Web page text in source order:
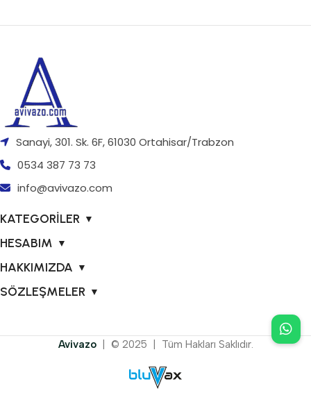
Sanayi, 301. Sk. 6F, 61030 Ortahisar/Trabzon
0534 387 73 73
info@avivazo.com
KATEGORİLER ▼
HESABIM ▼
HAKKIMIZDA ▼
SÖZLEŞMELER ▼
Avivazo | © 2025 | Tüm Hakları Saklıdır.